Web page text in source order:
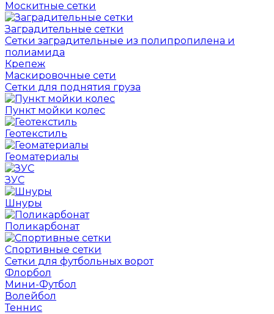
Москитные сетки
Заградительные сетки
Сетки заградительные из полипропилена и
полиамида
Крепеж
Маскировочные сети
Сетки для поднятия груза
Пункт мойки колес
Геотекстиль
Геоматериалы
ЗУС
Шнуры
Поликарбонат
Спортивные сетки
Сетки для футбольных ворот
Флорбол
Мини-Футбол
Волейбол
Теннис